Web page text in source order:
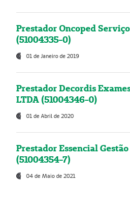
Prestador Oncoped
(51004335-0)
01 de Janeiro de 2019
Prestador Decordis
LTDA (51004346-0)
01 de Abril de 2020
Prestador Essencial
(51004354-7)
04 de Maio de 2021